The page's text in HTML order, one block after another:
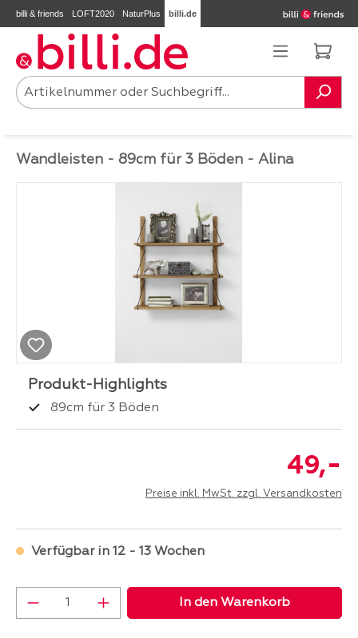
Zum Hauptinhalt springen
billi & friends LOFT2020 NaturPlus billi.de
Wandleisten - 89cm für 3 Böden - Alina
89cm für 3 Böden
49,-
Preise inkl. MwSt. zzgl. Versandkosten
Verfügbar in 12 - 13 Wochen
Produkt Anzahl: Gib den gewünschten
In den Warenkorb